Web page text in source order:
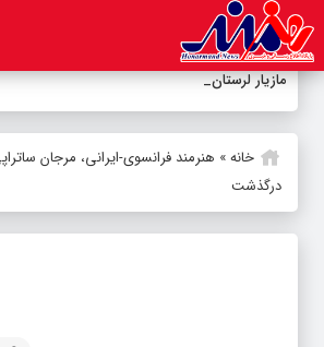
مازیار لرستانی به تلویزیون بازگ_
خانه»
درگذشت